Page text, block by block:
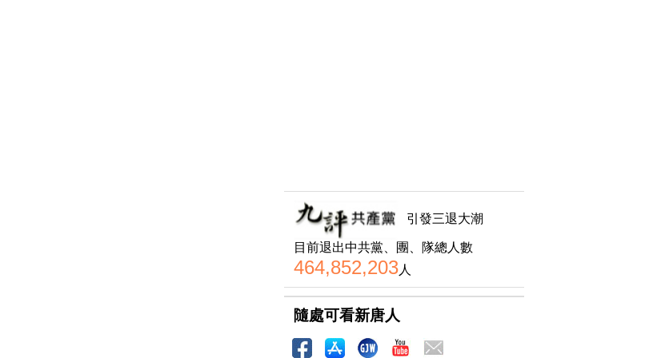
引發三退大潮
目前退出中共黨、團、隊總人數
464,852,203人
隨處可看新唐人